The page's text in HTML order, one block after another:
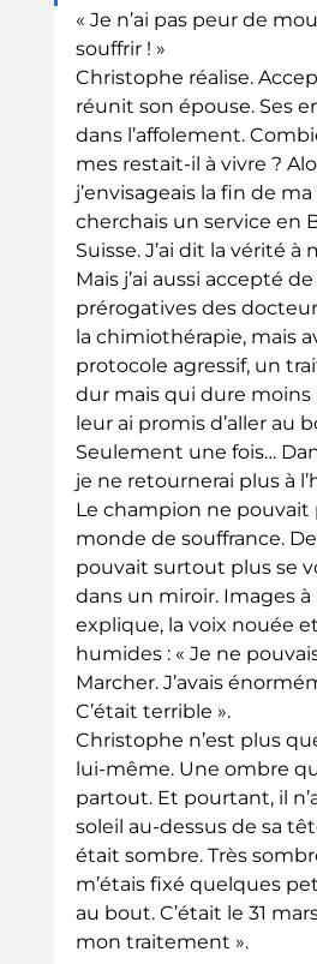
« Je n’ai pas peur de
souffrir ! »
Christophe réalise.
réunit son épouse. Ses
dans l’affolement.
mes restait-il à vivre ?
j’envisageais la fin de ma
cherchais un service en
Suisse. J’ai dit la vérité à
Mais j’ai aussi accepté
prérogatives des
la chimiothérapie, mais
protocole agressif, un
dur mais qui dure moins
leur ai promis d’aller au
Seulement une fois…
je ne retournerai plus à
Le champion ne pouvait
monde de souffrance.
pouvait surtout plus se
dans un miroir. Images à
explique, la voix nouée
humides : « Je ne
Marcher. J’avais
C’était terrible ».
Christophe n’est plus
lui-même. Une ombre
partout. Et pourtant, il
soleil au-dessus de sa
était sombre. Très
m’étais fixé quelques
au bout. C’était le 31
mon traitement ».